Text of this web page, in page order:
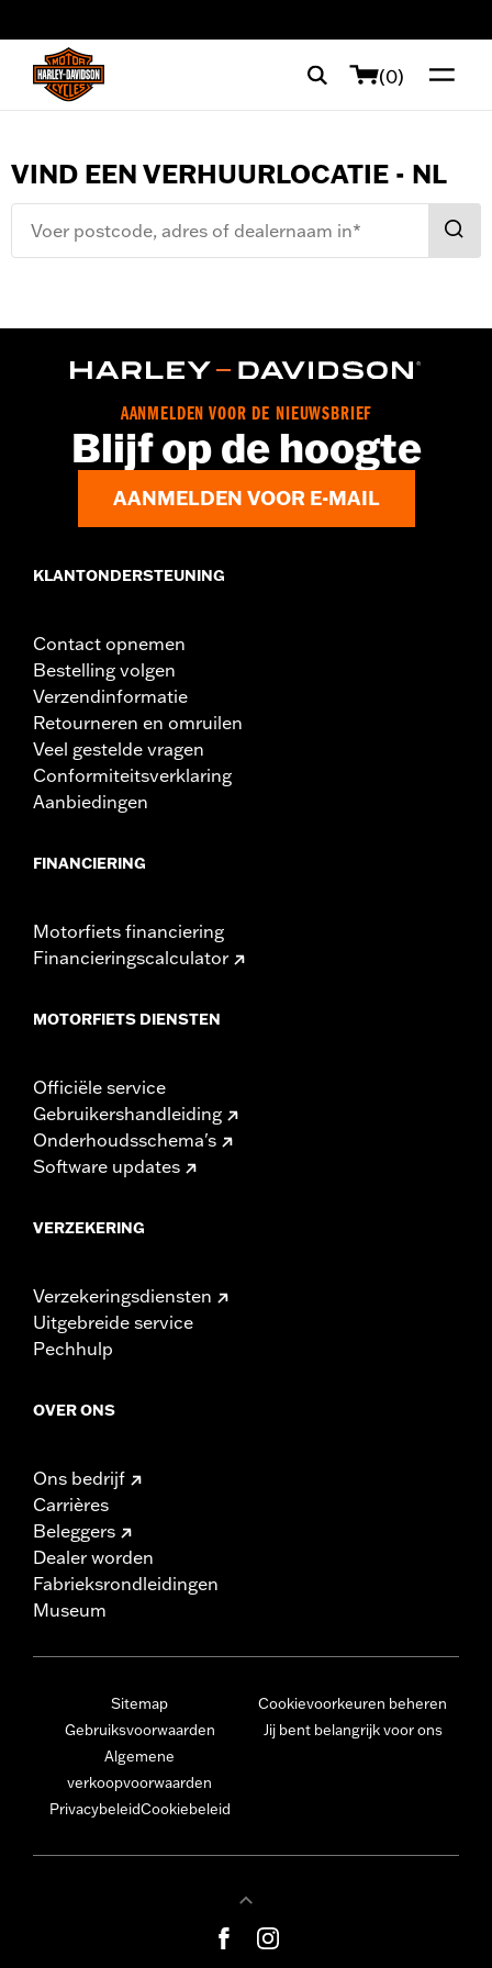
(0)
VIND EEN VERHUURLOCATIE - NL
Voer postcode, adres of dealernaam in*
AANMELDEN VOOR DE NIEUWSBRIEF
Blijf op de hoogte
AANMELDEN VOOR E-MAIL
KLANTONDERSTEUNING
Contact opnemen
Bestelling volgen
Verzendinformatie
Retourneren en omruilen
Veel gestelde vragen
Conformiteitsverklaring
Aanbiedingen
FINANCIERING
Motorfiets financiering
Financieringscalculator
MOTORFIETS DIENSTEN
Officiële service
Gebruikershandleiding
Onderhoudsschema's
Software updates
VERZEKERING
Verzekeringsdiensten
Uitgebreide service
Pechhulp
OVER ONS
Ons bedrijf
Carrières
Beleggers
Dealer worden
Fabrieksrondleidingen
Museum
Sitemap
Gebruiksvoorwaarden
Algemene
verkoopvoorwaarden
PrivacybeleidCookiebeleid
Cookievoorkeuren beheren
Jij bent belangrijk voor ons